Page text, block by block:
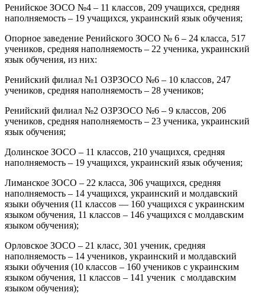
Ренийское ЗОСО №4 – 11 классов, 209 учащихся, средняя
наполняемость – 19 учащихся, украинский язык обучения;
Опорное заведение Ренийского ЗОСО № 6 – 24 класса, 517
учеников, средняя наполняемость – 22 ученика, украинский
язык обучения, из них:
Ренийский филиал №1 ОЗРЗОСО №6 – 10 классов, 247
учеников, средняя наполняемость – 28 учеников;
Ренийский филиал №2 ОЗРЗОСО №6 – 9 классов, 206
учеников, средняя наполняемость – 23 ученика, украинский
язык обучения;
Долинское ЗОСО – 11 классов, 210 учащихся, средняя
наполняемость – 19 учащихся, украинский язык обучения;
Лиманское ЗОСО – 22 класса, 306 учащихся, средняя
наполняемость – 14 учащихся, украинский и молдавский
языки обучения (11 классов — 160 учащихся с украинским
языком обучения, 11 классов – 146 учащихся с молдавским
языком обучения);
Орловское ЗОСО – 21 класс, 301 ученик, средняя
наполняемость – 14 учеников, украинский и молдавский
языки обучения (10 классов – 160 учеников с украинским
языком обучения, 11 классов – 141 ученик с молдавским
языком обучения);